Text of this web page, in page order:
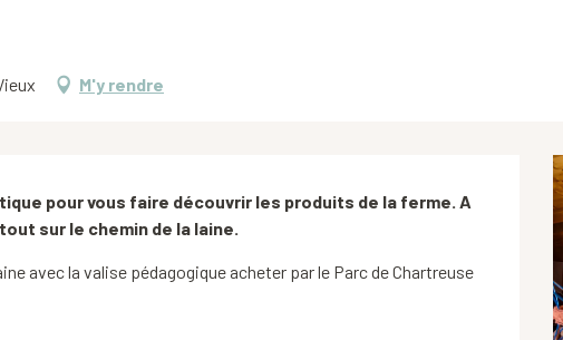
M'y rendre
pour vous faire découvrir les produits de la ferme. A
sur le chemin de la laine.
avec la valise pédagogique acheter par le Parc de Chartreuse